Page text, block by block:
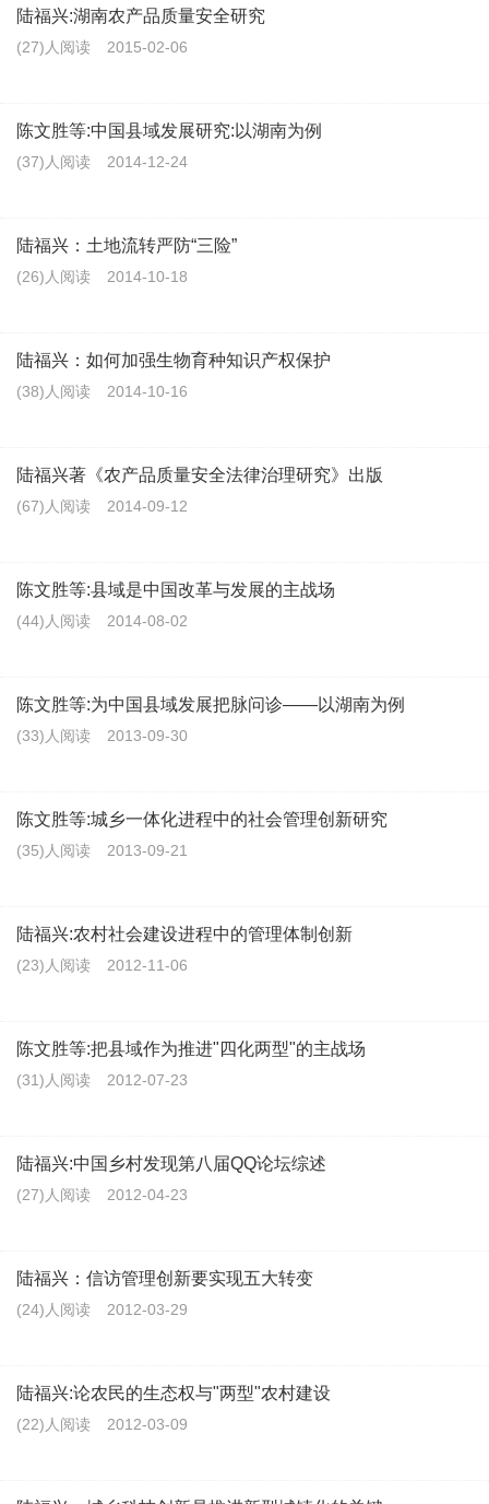
陆福兴:湖南农产品质量安全研究
(27)人阅读 2015-02-06
陈文胜等:中国县域发展研究:以湖南为例
(37)人阅读 2014-12-24
陆福兴：土地流转严防“三险”
(26)人阅读 2014-10-18
陆福兴：如何加强生物育种知识产权保护
(38)人阅读 2014-10-16
陆福兴著《农产品质量安全法律治理研究》出版
(67)人阅读 2014-09-12
陈文胜等:县域是中国改革与发展的主战场
(44)人阅读 2014-08-02
陈文胜等:为中国县域发展把脉问诊——以湖南为例
(33)人阅读 2013-09-30
陈文胜等:城乡一体化进程中的社会管理创新研究
(35)人阅读 2013-09-21
陆福兴:农村社会建设进程中的管理体制创新
(23)人阅读 2012-11-06
陈文胜等:把县域作为推进"四化两型"的主战场
(31)人阅读 2012-07-23
陆福兴:中国乡村发现第八届QQ论坛综述
(27)人阅读 2012-04-23
陆福兴：信访管理创新要实现五大转变
(24)人阅读 2012-03-29
陆福兴:论农民的生态权与"两型"农村建设
(22)人阅读 2012-03-09